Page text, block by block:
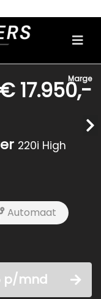
Marge
€ 17.950,-
220i High
Automaat
p/mnd